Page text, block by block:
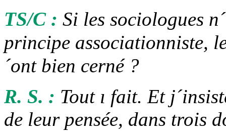
TS/C : Si les sociologues
principe associationniste,
´ont bien cerné ?
R. S. : Tout ı fait. Et
de leur pensée, dans trois